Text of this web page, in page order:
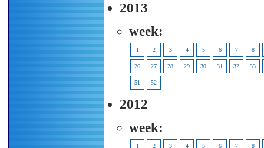
2013
week:
1 2 3 4 5 6 7 8
26 27 28 29 30 31 32 33
51 52
2012
week:
1 2 3 4 5 6 7 8